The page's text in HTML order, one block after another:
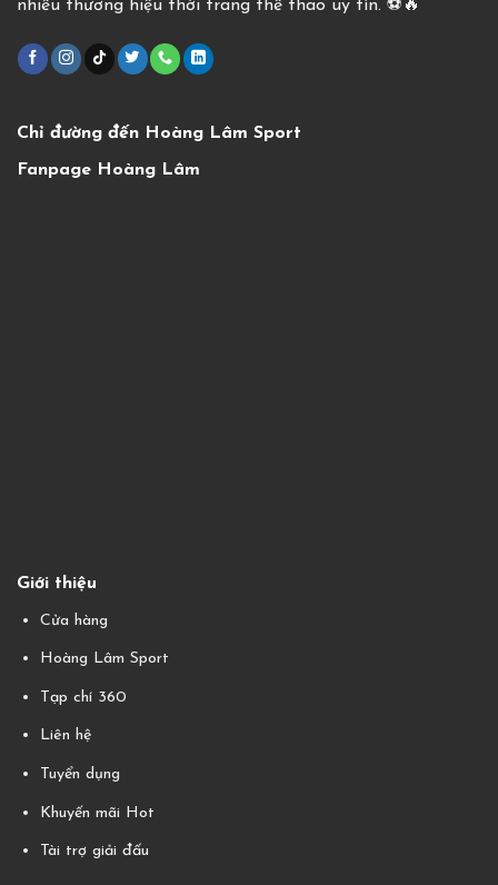
nhiều thương hiệu thời trang thể thao uy tín. ⚽️🔥
Giới thiệu
Cửa hàng
Hoàng Lâm Sport
Tạp chí 360
Liên hệ
Tuyển dụng
Khuyến mãi Hot
Tài trợ giải đấu
Chỉ đường đến Hoàng Lâm Sport
Fanpage Hoàng Lâm